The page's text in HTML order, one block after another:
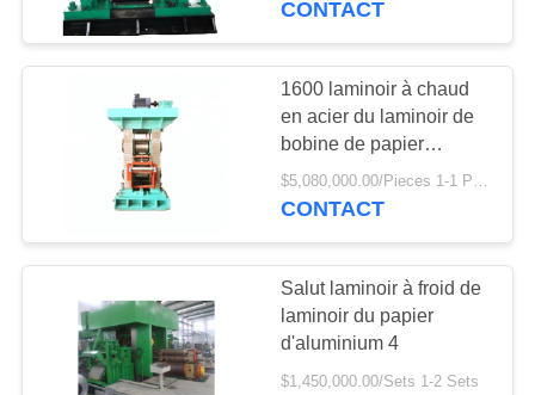
CONTACT
1600 laminoir à chaud
en acier du laminoir de
bobine de papier
d'aluminium 4 salut
$5,080,000.00/Pieces 1-1 Pieces
CONTACT
Salut laminoir à froid de
laminoir du papier
d'aluminium 4
$1,450,000.00/Sets 1-2 Sets